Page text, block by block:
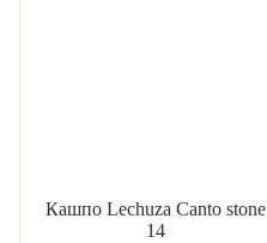
Кашпо Lechuza Canto stone
14